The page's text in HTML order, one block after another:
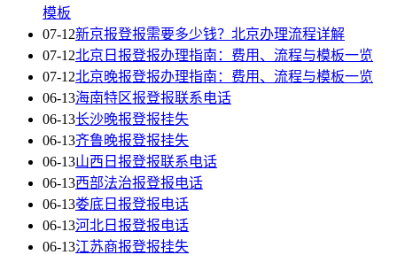
模板
07-12新京报登报需要多少钱？北京办理流程详解
07-12北京日报登报办理指南：费用、流程与模板一览
07-12北京晚报登报办理指南：费用、流程与模板一览
06-13海南特区报登报联系电话
06-13长沙晚报登报挂失
06-13齐鲁晚报登报挂失
06-13山西日报登报联系电话
06-13西部法治报登报电话
06-13娄底日报登报电话
06-13河北日报登报电话
06-13江苏商报登报挂失